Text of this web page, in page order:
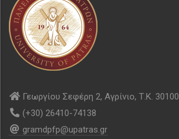
Γεωργίου Σεφέρη 2, Αγρίνιο, Τ.Κ. 30100
(+30) 26410-74138
gramdpfp@upatras.gr